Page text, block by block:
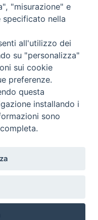
"misurazione" e
nella
all'utilizzo dei
su "personalizza"
sui cookie
preferenze.
questa
installando i
sono
completa.